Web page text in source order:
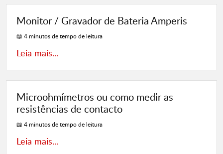
Monitor / Gravador de Bateria Amperis
📖 4 minutos de tempo de leitura
Leia mais...
Microohmímetros ou como medir as
resistências de contacto
📖 4 minutos de tempo de leitura
Leia mais...